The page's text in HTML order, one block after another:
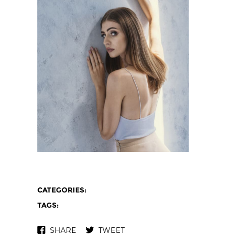
CATEGORIES:
TAGS:
SHARE TWEET